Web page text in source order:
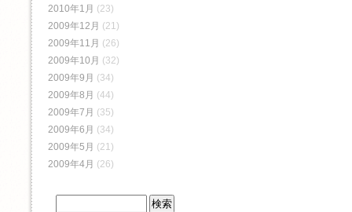
2010年1月 (23)
2009年12月 (21)
2009年11月 (26)
2009年10月 (32)
2009年9月 (34)
2009年8月 (44)
2009年7月 (35)
2009年6月 (34)
2009年5月 (21)
2009年4月 (26)